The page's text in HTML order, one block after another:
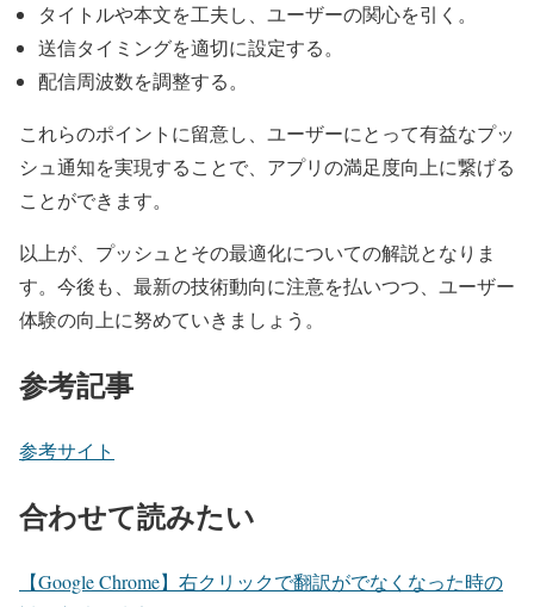
タイトルや本文を工夫し、ユーザーの関心を引く。
送信タイミングを適切に設定する。
配信周波数を調整する。
これらのポイントに留意し、ユーザーにとって有益なプッ
シュ通知を実現することで、アプリの満足度向上に繋げる
ことができます。
以上が、プッシュとその最適化についての解説となりま
す。今後も、最新の技術動向に注意を払いつつ、ユーザー
体験の向上に努めていきましょう。
参考記事
参考サイト
合わせて読みたい
【Google Chrome】右クリックで翻訳がでなくなった時の